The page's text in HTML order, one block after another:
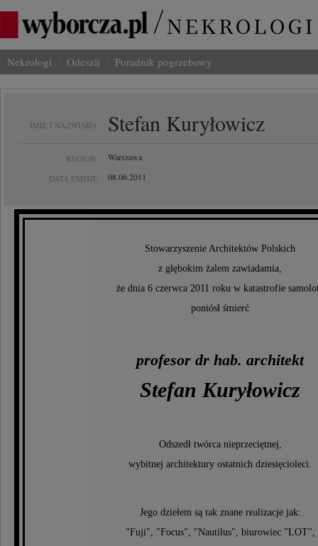
Nekrologi Odeszli Poradnik pogrzebowy
IMIĘ I NAZWISKO: Stefan Kuryłowicz
REGION: Warszawa
DATA EMISJI: 08.06.2011
Stowarzyszenie Architektów Polskich
z głębokim żalem zawiadamia,
że dnia 6 czerwca 2011 roku w katastrofie
poniósł śmierć
profesor dr hab. architekt
Stefan Kuryłowicz
Odszedł twórca nieprzeciętnej,
wybitnej architektury ostatnich dziesięcioleci.
Jego dziełem są tak znane realizacje jak:
"Fuji", "Focus", "Nautilus", biurowiec "LOT",